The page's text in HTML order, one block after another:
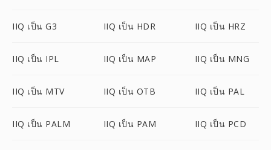
IIQ เป็น G3 IIQ เป็น HDR IIQ เป็น HRZ
IIQ เป็น IPL IIQ เป็น MAP IIQ เป็น MNG
IIQ เป็น MTV IIQ เป็น OTB IIQ เป็น PAL
IIQ เป็น PALM IIQ เป็น PAM IIQ เป็น PCD